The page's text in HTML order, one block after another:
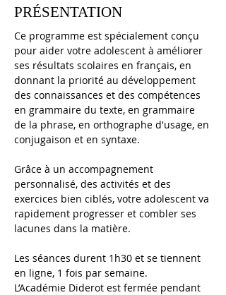
PRÉSENTATION
Ce programme est spécialement conçu
pour aider votre adolescent à améliorer
ses résultats scolaires en français, en
donnant la priorité au développement
des connaissances et des compétences
en grammaire du texte, en grammaire
de la phrase, en orthographe d'usage, en
conjugaison et en syntaxe.
Grâce à un accompagnement
personnalisé, des activités et des
exercices bien ciblés, votre adolescent va
rapidement progresser et combler ses
lacunes dans la matière.
Les séances durent 1h30 et se tiennent
en ligne, 1 fois par semaine.
L’Académie Diderot est fermée pendant